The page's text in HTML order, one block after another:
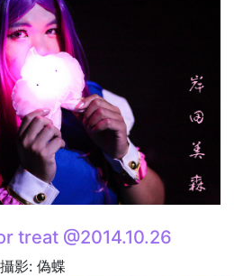
treat @2014.10.26
攝影: 偽蝶